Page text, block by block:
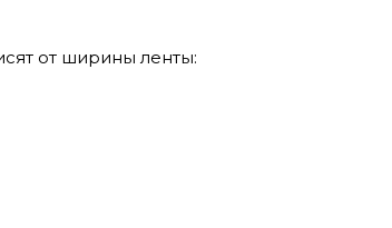
от ширины ленты: